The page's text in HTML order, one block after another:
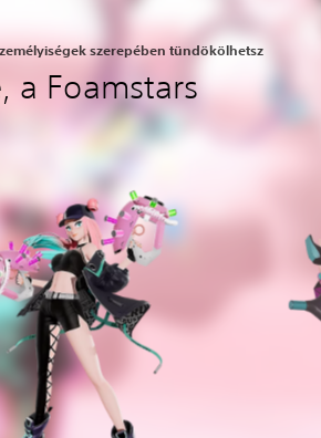
szerepében tündökölhetsz
a Foamstars